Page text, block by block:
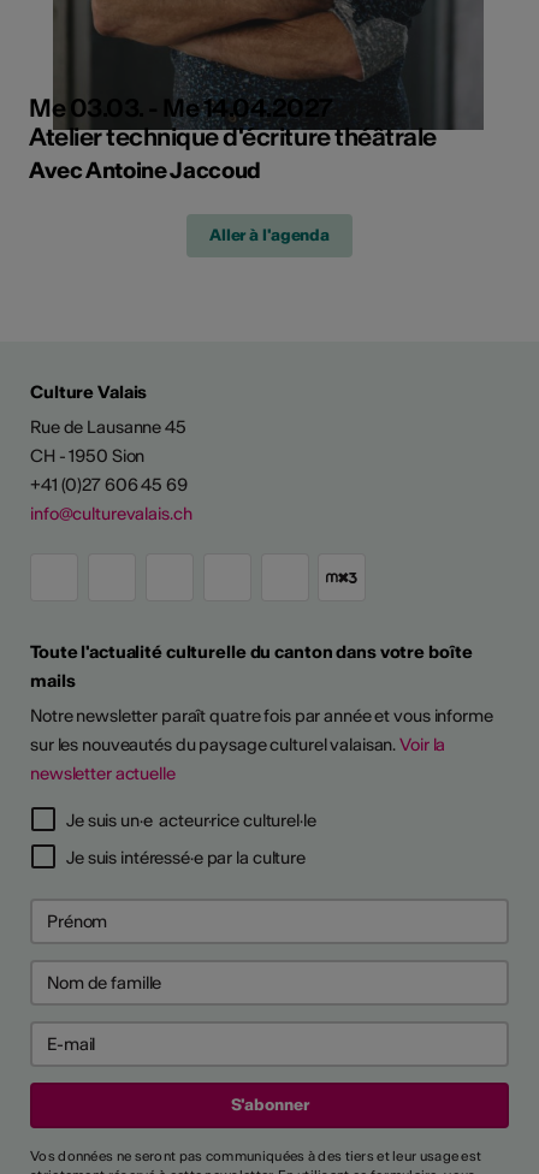
Me 03.03. - Me 14.04.2027
Atelier technique d'écriture théâtrale
Avec Antoine Jaccoud
Aller à l'agenda
Culture Valais
Rue de Lausanne 45
CH - 1950 Sion
+41 (0)27 606 45 69
info@culturevalais.ch
Toute l'actualité culturelle du canton dans votre boîte
mails
Notre newsletter paraît quatre fois par année et vous informe
sur les nouveautés du paysage culturel valaisan.Voir la
newsletter actuelle
Je suis un·e acteur·rice culturel·le
Je suis intéressé·e par la culture
Vos données ne seront pas communiquées à des tiers et leur usage est